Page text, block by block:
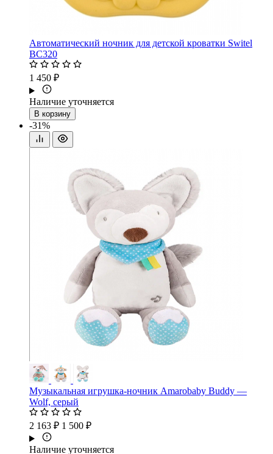
Автоматический ночник для детской кроватки Switel
BC320
1 450 ₽
Наличие уточняется
В корзину
-31%
Музыкальная игрушка-ночник Amarobaby Buddy —
Wolf, серый
2 163 ₽ 1 500 ₽
Наличие уточняется